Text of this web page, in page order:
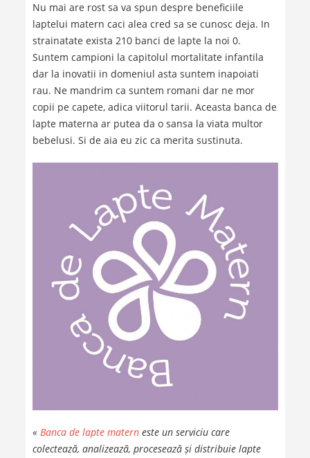
Nu mai are rost sa va spun despre beneficiile
laptelui matern caci alea cred sa se cunosc deja. In
strainatate exista 210 banci de lapte la noi 0.
Suntem campioni la capitolul mortalitate infantila
dar la inovatii in domeniul asta suntem inapoiati
rau. Ne mandrim ca suntem romani dar ne mor
copii pe capete, adica viitorul tarii. Aceasta banca de
lapte materna ar putea da o sansa la viata multor
bebelusi. Si de aia eu zic ca merita sustinuta.
« Banca de lapte materneste un serviciu care
colectează, analizează, procesează și distribuie lapte